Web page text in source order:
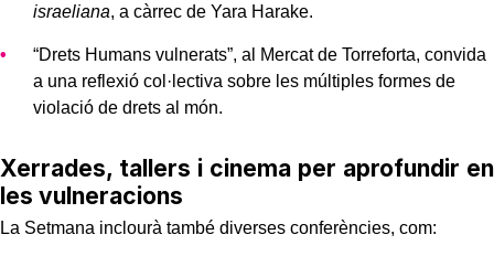
israeliana, a càrrec de Yara Harake.
“Drets Humans vulnerats”, al Mercat de Torreforta, convida
a una reflexió col·lectiva sobre les múltiples formes de
violació de drets al món.
Xerrades, tallers i cinema per aprofundir en
les vulneracions
La Setmana inclourà també diverses conferències, com: